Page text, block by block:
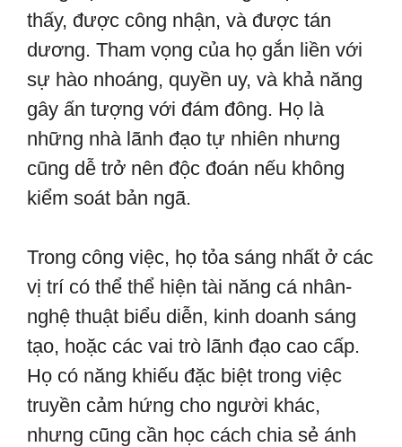
thấy, được công nhận, và được tán
dương. Tham vọng của họ gắn liền với
sự hào nhoáng, quyền uy, và khả năng
gây ấn tượng với đám đông. Họ là
những nhà lãnh đạo tự nhiên nhưng
cũng dễ trở nên độc đoán nếu không
kiểm soát bản ngã.
Trong công việc, họ tỏa sáng nhất ở các
vị trí có thể thể hiện tài năng cá nhân-
nghệ thuật biểu diễn, kinh doanh sáng
tạo, hoặc các vai trò lãnh đạo cao cấp.
Họ có năng khiếu đặc biệt trong việc
truyền cảm hứng cho người khác,
nhưng cũng cần học cách chia sẻ ánh